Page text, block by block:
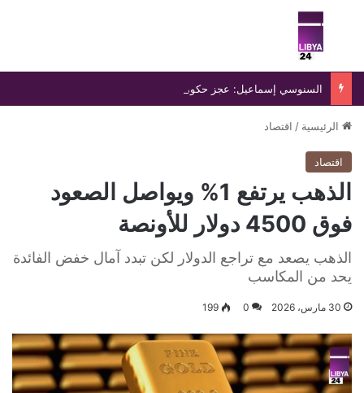
بحث عن
الرئيسية / اقتصاد
اقتصاد
الذهب يرتفع 1% ويواصل الصعود
فوق 4500 دولار للأونصة
الذهب يصعد مع تراجع الدولار لكن تبدد آمال خفض الفائدة
يحد من المكاسب
30 مارس، 2026 0
199